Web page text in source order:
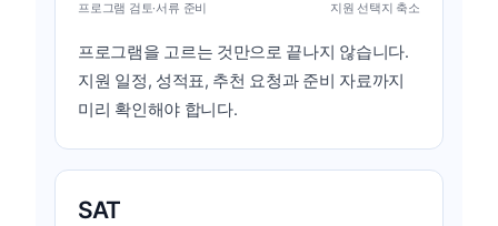
프로그램 검토·서류 준비 지원 선택지 축소
프로그램을 고르는 것만으로 끝나지 않습니다.
지원 일정, 성적표, 추천 요청과 준비 자료까지
미리 확인해야 합니다.
SAT